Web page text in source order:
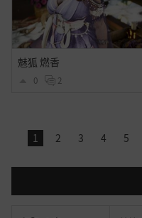
魅狐 燃香
0 2
1 2 3 4 5